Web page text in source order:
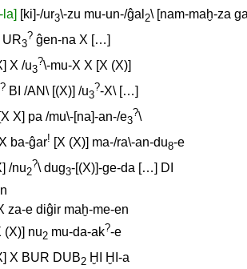
[ki]-/ur3\-zu mu-un-/ĝal 2\ [nam-maḫ-za
UR3
? ĝen-na X […]
] X /u3
?\-mu-X X [X (X)]
? BI /AN\ [(X)] /u3
?-X\ […]
[X X] pa /mu\-[na]-an-/e3
?\
X ba-ĝar! [X (X)] ma-/ra\-an-du8-e
] /nu2
?\ dug3-[(X)]-ge-da […] DI
za-e diĝir maḫ-me-en
(X)] nu2 mu-da-ak?-e
] X BUR DUB2 ḪI
ḪI-a